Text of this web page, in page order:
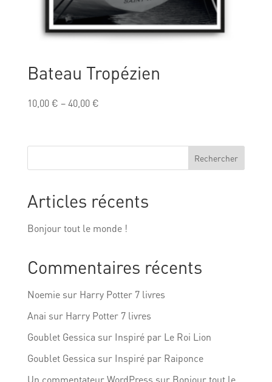
Bateau Tropézien
10,00€ –40,00€
Rechercher
Articles récents
Bonjour tout le monde !
Commentaires récents
Noemiesur Harry Potter 7 livres
Anai sur Harry Potter 7 livres
Goublet Gessica sur Inspiré par Le Roi Lion
Goublet Gessica sur Inspiré par Raiponce
Un commentateur WordPress sur Bonjour tout le